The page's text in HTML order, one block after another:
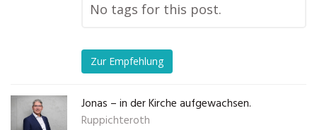
No tags for this post.
Zur Empfehlung
Jonas – in der Kirche aufgewachsen.
Ruppichteroth